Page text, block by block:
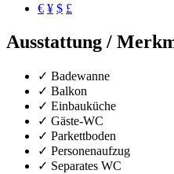
€ ¥ $ £
Ausstattung /
✓ Badewanne
✓ Balkon
✓ Einbauküche
✓ Gäste-WC
✓ Parkettboden
✓ Personenaufzug
✓ Separates WC